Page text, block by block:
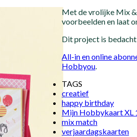
Met de vrolijke Mix &
voorbeelden en laat
Dit project is
All-in en online
Hobbyou.
TAGS
creatief
happy birthday
Mijn Hobbykaart XL
mix match
verjaardagskaarten